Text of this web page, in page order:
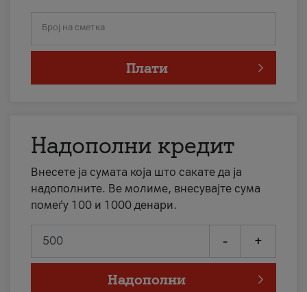
Број на сметка
Плати
Надополни кредит
Внесете ја сумата која што сакате да ја
надополните. Ве молиме, внесувајте сума
помеѓу 100 и 1000 денари.
- +
Надополни